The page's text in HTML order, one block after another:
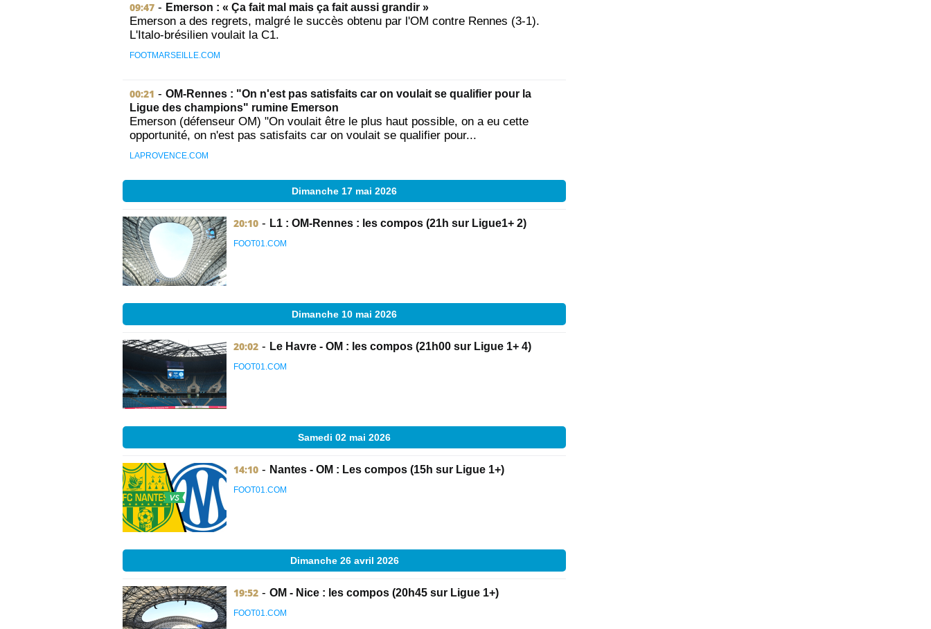
09:47 - Emerson : « Ça fait mal mais ça fait aussi grandir »
Emerson a des regrets, malgré le succès obtenu par l'OM contre Rennes (3-1).
L'Italo-brésilien voulait la C1.
FOOTMARSEILLE.COM
00:21 - OM-Rennes : "On n'est pas satisfaits car on voulait se qualifier pour la
Ligue des champions" rumine Emerson
Emerson (défenseur OM) "On voulait être le plus haut possible, on a eu cette
opportunité, on n'est pas satisfaits car on voulait se qualifier pour...
LAPROVENCE.COM
Dimanche 17 mai 2026
20:10 - L1 : OM-Rennes : les compos (21h sur Ligue1+ 2)
FOOT01.COM
Dimanche 10 mai 2026
20:02 - Le Havre - OM : les compos (21h00 sur Ligue 1+ 4)
FOOT01.COM
Samedi 02 mai 2026
14:10 - Nantes - OM : Les compos (15h sur Ligue 1+)
FOOT01.COM
Dimanche 26 avril 2026
19:52 - OM - Nice : les compos (20h45 sur Ligue 1+)
FOOT01.COM